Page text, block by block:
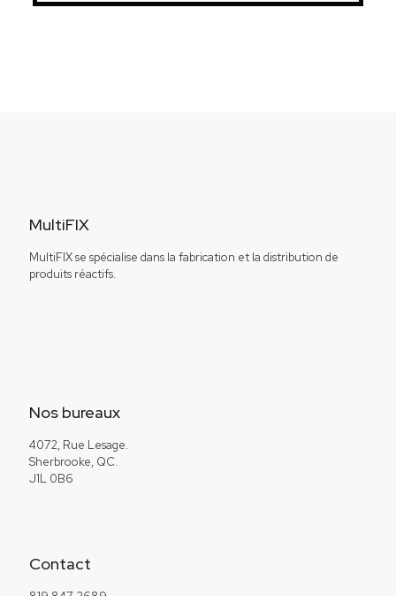
MultiFIX
MultiFIX se spécialise dans la fabrication et la distribution de
produits réactifs.
Nos bureaux
4072, Rue Lesage.
Sherbrooke, QC.
J1L 0B6
Contact